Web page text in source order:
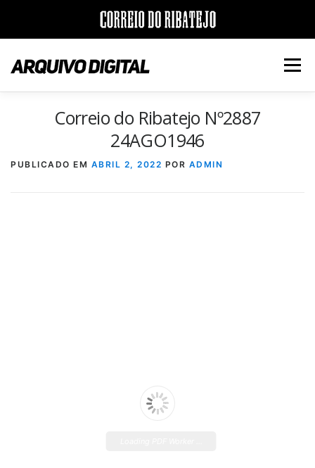
para
conteúdo
Menu
JORNAIS DÉCADAS
VERSÃO PDF E IMPRESSÃO
Correio do Ribatejo Nº2887
24AGO1946
PUBLICADO EM ABRIL 2, 2022 POR ADMIN